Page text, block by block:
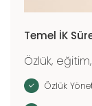
Temel İK
Özlük,
Özlük